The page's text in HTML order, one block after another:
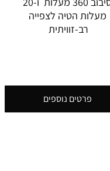
מעלות הטיה לצפייה
רב-זוויתית
פרטים נוספים